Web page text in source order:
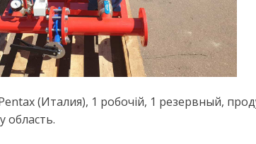
(Италия), 1 робочій, 1 резервный,
область.